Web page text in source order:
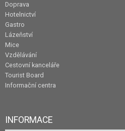
Doprava
Hotelnictví
Gastro
Lázeňství
Mice
Vzdělávání
Cestovní kanceláře
Tourist Board
Informační centra
INFORMACE